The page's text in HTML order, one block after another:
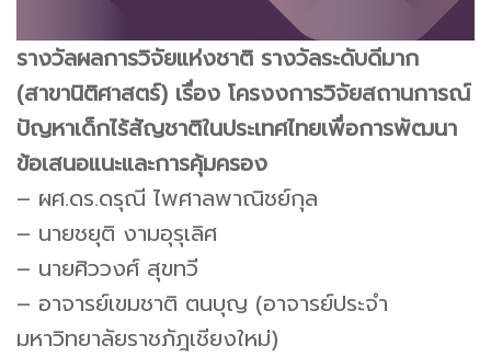
รางวัลผลการวิจัยแห่งชาติ รางวัลระดับดีมาก
(สาขานิติศาสตร์) เรื่อง โครงงการวิจัยสถานการณ์
ปัญหาเด็กไร้สัญชาติในประเทศไทยเพื่อการพัฒนา
ข้อเสนอแนะและการคุ้มครอง
– ผศ.ดร.ดรุณี ไพศาลพาณิชย์กุล
– นายชยุติ งามอุรุเลิศ
– นายศิววงศ์ สุขทวี
– อาจารย์เขมชาติ ตนบุญ (อาจารย์ประจำ
มหาวิทยาลัยราชภัฎเชียงใหม่)